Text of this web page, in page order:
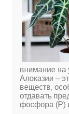
внимание на
Алоказии –
веществ,
отдавать
фосфора (P)